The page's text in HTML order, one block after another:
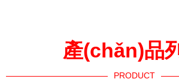
產(chǎn)品
PRODUCT